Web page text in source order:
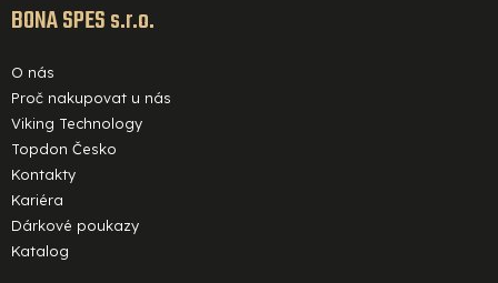
BONA SPES s.r.o.
O nás
Proč nakupovat u nás
Viking Technology
Topdon Česko
Kontakty
Kariéra
Dárkové poukazy
Katalog